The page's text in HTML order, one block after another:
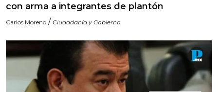
con arma a integrantes de plantón
Carlos Moreno / Ciudadanía y Gobierno